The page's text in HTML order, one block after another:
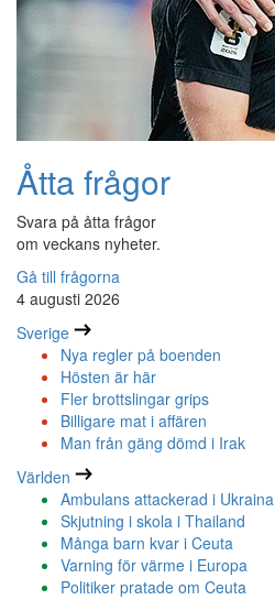
Åtta frågor
Svara på åtta frågor
om veckans nyheter.
Gå till frågorna
4 augusti 2026
Sverige
Nya regler på boenden
Hösten är här
Fler brottslingar grips
Billigare mat i affären
Man från gäng dömd i Irak
Världen
Ambulans attackerad i Ukraina
Skjutning i skola i Thailand
Många barn kvar i Ceuta
Varning för värme i Europa
Politiker pratade om Ceuta